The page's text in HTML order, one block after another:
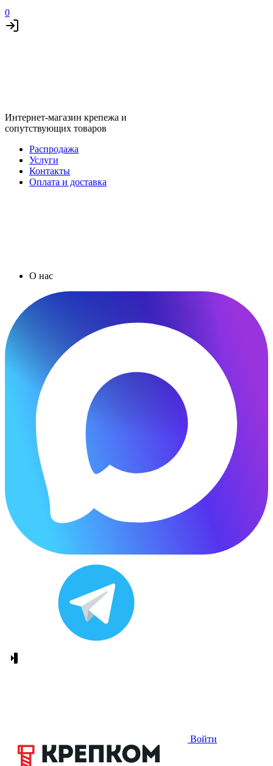
0
Интернет-магазин крепежа и
сопутствующих товаров
Распродажа
Услуги
Контакты
Оплата и доставка
О нас
Войти